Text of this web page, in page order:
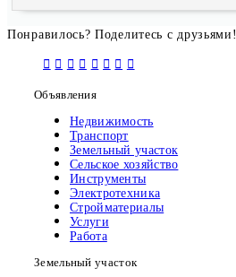
Понравилось? Поделитесь с друзьями!
Объявления
Недвижимость
Транспорт
Земельный участок
Сельское хозяйство
Инструменты
Электротехника
Стройматериалы
Услуги
Работа
Земельный участок